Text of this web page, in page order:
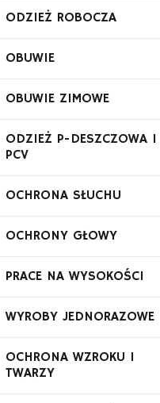
ODZIEŻ ROBOCZA
OBUWIE
OBUWIE ZIMOWE
ODZIEŻ P-DESZCZOWA I
PCV
OCHRONA SŁUCHU
OCHRONY GŁOWY
PRACE NA WYSOKOŚCI
WYROBY JEDNORAZOWE
OCHRONA WZROKU I
TWARZY